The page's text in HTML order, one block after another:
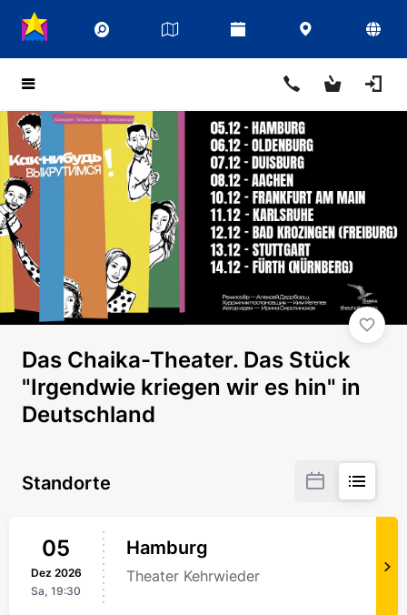
Das Chaika-Theater. Das Stück
"Irgendwie kriegen wir es hin" in
Deutschland
Standorte
05
Dez 2026
Sa, 19:30
Hamburg
Theater Kehrwieder